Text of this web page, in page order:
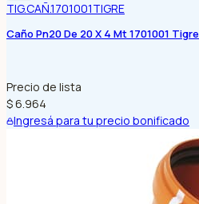
TIG.CAÑ.1701001TIGRE
Caño Pn20 De 20 X 4 Mt 1701001 Tigre
Precio de lista
$ 6.964
Ingresá para tu precio bonificado